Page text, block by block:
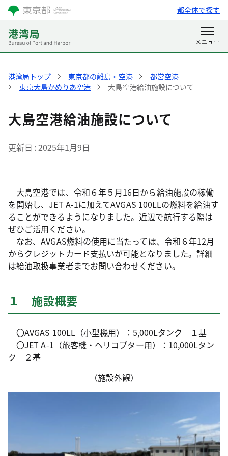
都全体で探す
港湾局トップ 東京都の離島・空港
都営空港
東京大島かめりあ空港
大島空港給油施設について
大島空港給油施設について
更新日 2025年1月9日
大島空港では、令和６年５月16日から給油施設の稼働
を開始し、JET A-1に加えてAVGAS 100LLの燃料を給油す
ることができるようになりました。近辺で航行する際は
ぜひご活用ください。
なお、AVGAS燃料の使用に当たっては、令和６年12月
からクレジットカード支払いが可能となりました。詳細
は給油取扱事業者までお問い合わせください。
１ 施設概要
〇AVGAS 100LL（小型機用）：5,000Lタンク １基
〇JET A-1（旅客機・ヘリコプター用）：10,000Lタン
ク ２基
（施設外観）